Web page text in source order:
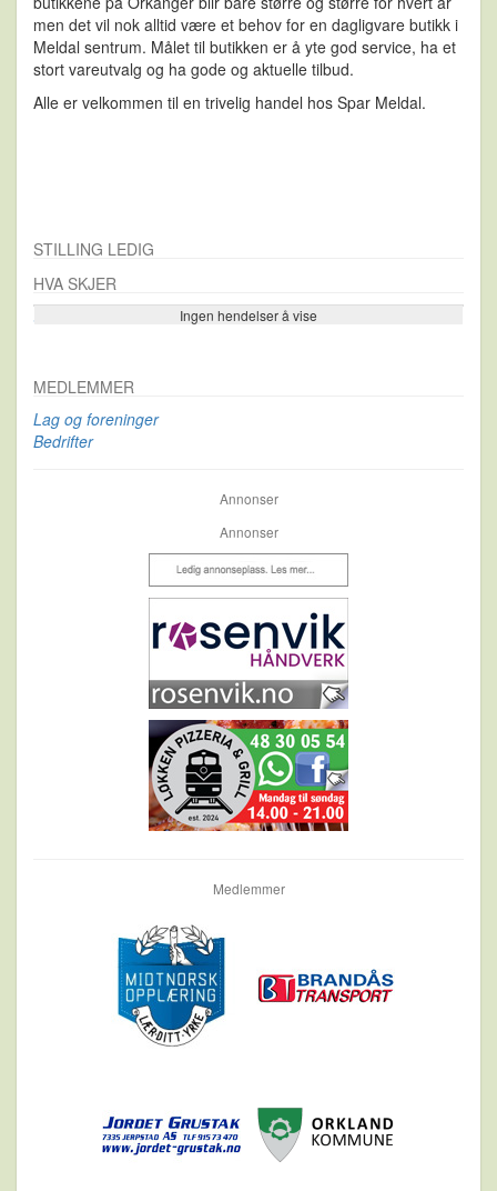
men det vil nok alltid være et behov for en dagligvare butikk i
Meldal sentrum. Målet til butikken er å yte god service, ha et
stort vareutvalg og ha gode og aktuelle tilbud.
Alle er velkommen til en trivelig handel hos Spar Meldal.
STILLING LEDIG
HVA SKJER
Ingen hendelser å vise
Se flere…
MEDLEMMER
Lag og foreninger
Bedrifter
Annonser
Annonser
Medlemmer